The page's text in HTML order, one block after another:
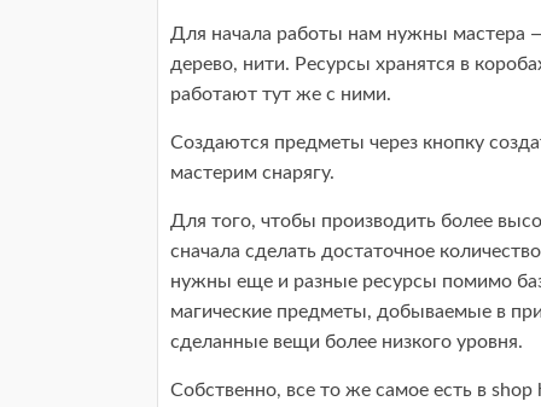
Для начала работы нам нужны мастера
дерево, нити. Ресурсы хранятся в
работают тут же с ними.
Создаются предметы через кнопку
мастерим снарягу.
Для того, чтобы производить более
сначала сделать достаточное
нужны еще и разные ресурсы помимо
магические предметы, добываемые в
сделанные вещи более низкого уровня.
Собственно, все то же самое есть в